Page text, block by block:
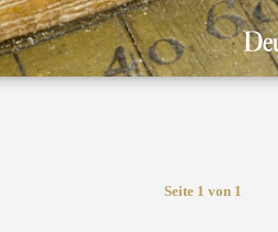
Seite 1 von 1